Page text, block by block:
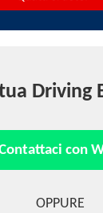
Driving
con
OPPURE